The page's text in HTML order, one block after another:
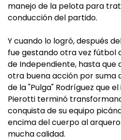
manejo de la pelota para
conducción del partido.
Y cuando lo logró, después
fue gestando otra vez fútbol
de Independiente, hasta que
otra buena acción por suma
de la "Pulga" Rodríguez que
Pierotti terminó
conquista de su equipo
encima del cuerpo al
mucha calidad.